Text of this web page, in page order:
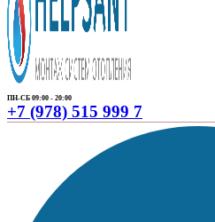
ПН-СБ 09:00 - 20:00
+7 (978) 515 999 7